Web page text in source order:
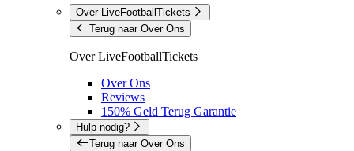
Over LiveFootballTickets
Terug naar Over Ons
Over LiveFootballTickets
Over Ons
Reviews
150% Geld Terug Garantie
Hulp nodig?
Terug naar Over Ons